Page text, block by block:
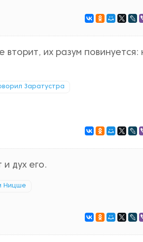
их разум повинуется:
Заратустра
дух его.
Ницше